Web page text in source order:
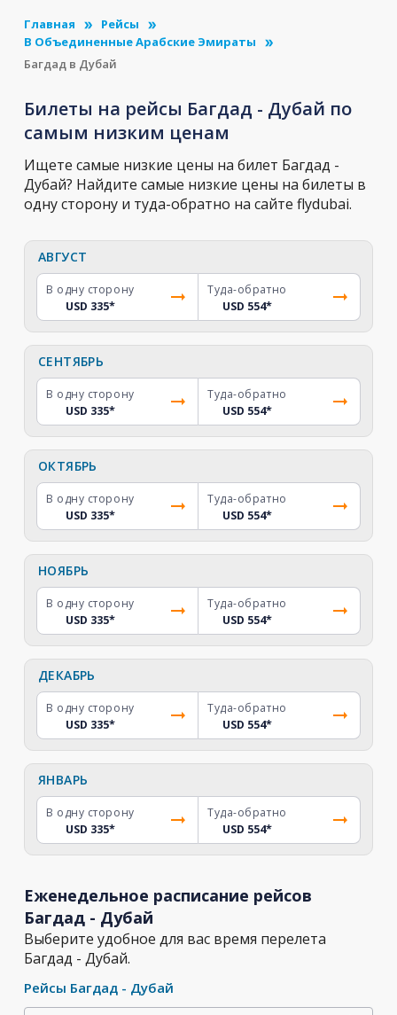
Главная
Рейсы
В Объединенные Арабские Эмираты
Багдад в Дубай
Билеты на рейсы Багдад - Дубай по
самым низким ценам
Ищете самые низкие цены на билет Багдад -
Дубай? Найдите самые низкие цены на билеты в
одну сторону и туда-обратно на сайте flydubai.
АВГУСТ
В одну сторону
USD 335*
Туда-обратно
USD 554*
СЕНТЯБРЬ
В одну сторону
USD 335*
Туда-обратно
USD 554*
ОКТЯБРЬ
В одну сторону
USD 335*
Туда-обратно
USD 554*
НОЯБРЬ
В одну сторону
USD 335*
Туда-обратно
USD 554*
ДЕКАБРЬ
В одну сторону
USD 335*
Туда-обратно
USD 554*
ЯНВАРЬ
В одну сторону
USD 335*
Туда-обратно
USD 554*
Еженедельное расписание рейсов
Багдад - Дубай
Выберите удобное для вас время перелета
Багдад - Дубай.
Рейсы Багдад - Дубай